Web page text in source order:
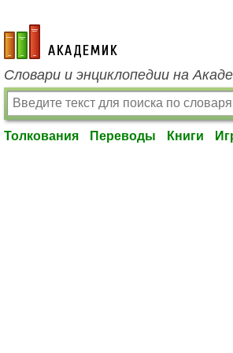
academic.ru
Словари и энциклопедии на
Толкования Переводы Книги